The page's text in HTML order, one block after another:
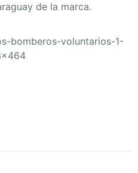
de la marca.